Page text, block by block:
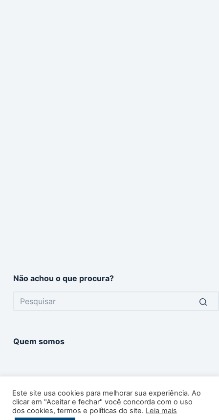
Não achou o que procura?
Quem somos
Este site usa cookies para melhorar sua experiência. Ao
clicar em "Aceitar e fechar" você concorda com o uso
dos cookies, termos e políticas do site. Leia mais